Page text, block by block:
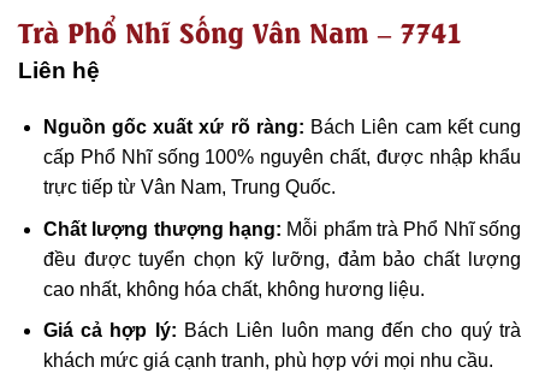
Trà Phổ Nhĩ Sống Vân Nam – 7741
Liên hệ
Nguồn gốc xuất xứ rõ ràng: Bách Liên cam kết cung
cấp Phổ Nhĩ sống 100% nguyên chất, được nhập khẩu
trực tiếp từ Vân Nam, Trung Quốc.
Chất lượng thượng hạng: Mỗi phẩm trà Phổ Nhĩ sống
đều được tuyển chọn kỹ lưỡng, đảm bảo chất lượng
cao nhất, không hóa chất, không hương liệu.
Giá cả hợp lý: Bách Liên luôn mang đến cho quý trà
khách mức giá cạnh tranh, phù hợp với mọi nhu cầu.